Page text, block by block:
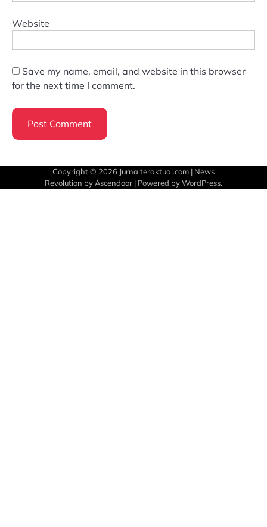
Website
Save my name, email, and website in this browser
for the next time I comment.
Copyright © 2026 Jurnalteraktual.com | News
Revolution by Ascendoor | Powered byWordPress.